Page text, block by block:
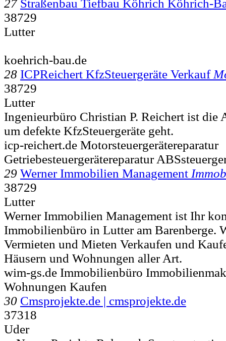
27 Straßenbau Tiefbau Köhrich Köhrich-
38729
Lutter
koehrich-bau.de
28 ICPReichert KfzSteuergeräte Verkauf
38729
Lutter
Ingenieurbüro Christian P. Reichert ist die
um defekte KfzSteuergeräte geht.
icp-reichert.de Motorsteuergerätereparatur
Getriebesteuergerätereparatur
29 Werner Immobilien Management
38729
Lutter
Werner Immobilien Management ist Ihr
Immobilienbüro in Lutter am Barenberge.
Vermieten und Mieten Verkaufen und
Häusern und Wohnungen aller Art.
wim-gs.de Immobilienbüro
Wohnungen Kaufen
30 Cmsprojekte.de | cmsprojekte.de
37318
Uder